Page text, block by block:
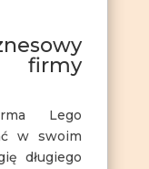
firmy
Lego
w swoim
długiego